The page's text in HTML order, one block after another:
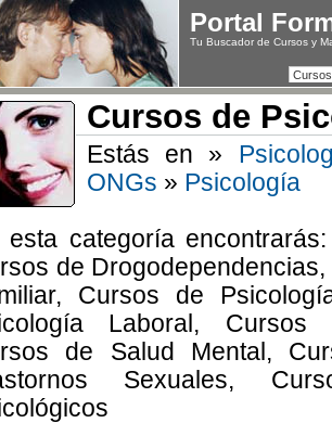
Portal
Tu Buscador de Cursos y
Cursos de
Estás en »
ONGs » Psicología
esta categoría
de
Cursos de
Laboral, Cursos
de Salud Mental,
Sexuales,